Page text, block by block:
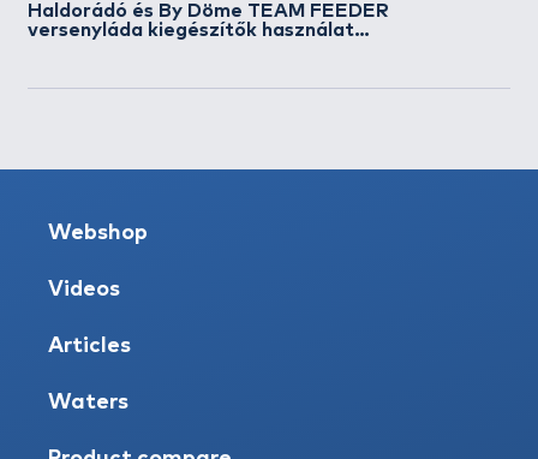
Haldorádó és By Döme TEAM FEEDER
versenyláda kiegészítők használat
Webshop
Videos
Articles
Waters